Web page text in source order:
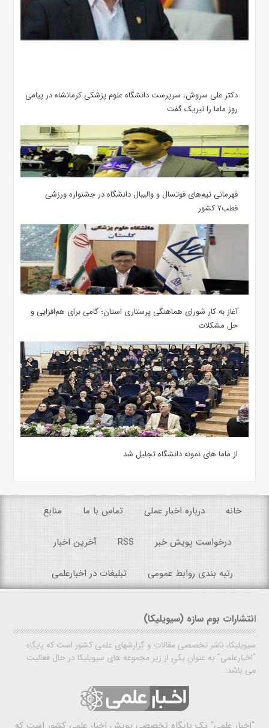
دکتر علی سروش، سرپرست دانشگاه علوم پزشکی کرمانشاه در پیامی
روز ماما را تبریک گفت
قهرمانی تیم‌های فوتسال و والیبال دانشگاه در جشنواره ورزشی
قطب۷ کشور
آغاز به کار شورای هماهنگی پرستاری استان؛ گامی برای هم‌افزایی و
حل مشکلات
از ماما های نمونه دانشگاه تجلیل شد
خانه درباره اخبار عملی تماس با ما منابع
درخواست پویش خبر RSS آخرین اخبار
رتبه بندی روابط عمومی تبلیغات در اخبارعلمی
انتشارات بوم سازه (سیویلیکا)
سیویلیکا، ناشر تخصصی مقالات و گزارشهای علمی کشور است که پایگاه
"اخبارعلمی" به عنوان یکی از زیر مجموعه های سیویلیکا در حال فعالیت
می باشد.